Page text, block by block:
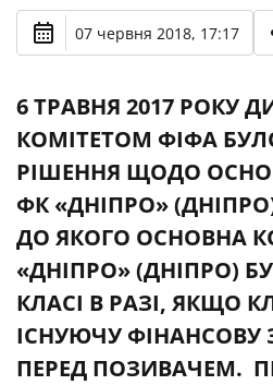
07 червня 2018, 17:17
6 ТРАВНЯ 2017 РОКУ
КОМІТЕТОМ ФІФА
РІШЕННЯ ЩОДО
ФК «ДНІПРО»
ДО ЯКОГО ОСНОВНА
«ДНІПРО» (ДНІПРО)
КЛАСІ В РАЗІ, ЯКЩО
ІСНУЮЧУ ФІНАНСОВУ
ПЕРЕД ПОЗИВАЧЕМ.